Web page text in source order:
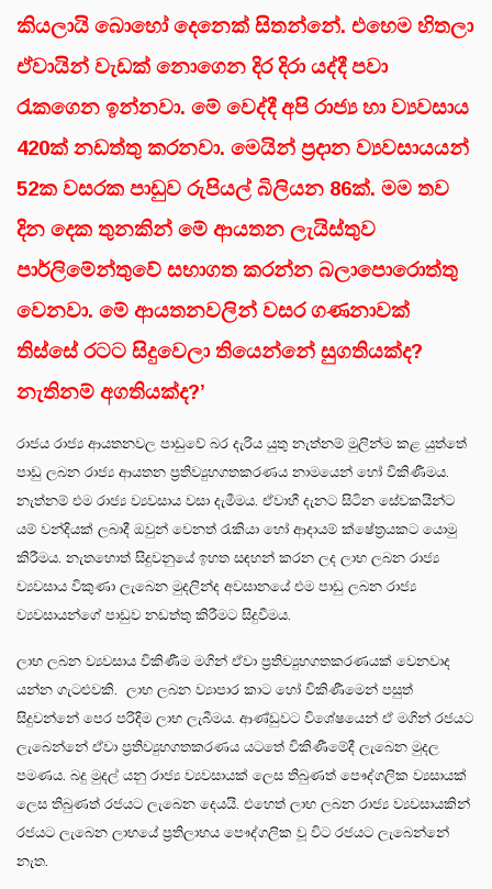
කියලායි බොහෝ දෙනෙක් සිතන්නේ. එහෙම හිතලා
ඒවායින් වැඩක් නොගෙන දිර දිරා යද්දී පවා
රැකගෙන ඉන්නවා. මේ වෙද්දී අපි රාජ්‍ය හා ව්‍යවසාය
420ක් නඩත්තු කරනවා. මෙයින් ප්‍රදාන ව්‍යවසායයන්
52ක වසරක පාඩුව රුපියල් බිලියන 86ක්. මම තව
දින දෙක තුනකින් මේ ආයතන ලැයිස්තුව
පාර්ලිමේන්තුවේ සභාගත කරන්න බලාපොරොත්තු
වෙනවා. මේ ආයතනවලින් වසර ගණනාවක්
තිස්සේ රටට සිදුවෙලා තියෙන්නේ සුගතියක්ද?
නැතිනම් අගතියක්ද?’
රාජය රාජ්‍ය ආයතනවල පාඩුවේ බර දැරිය යුතු නැත්නම් මුලින්ම කළ යුත්තේ
පාඩු ලබන රාජ්‍ය ආයතන ප්‍රතිව්‍යුහගතකරණය නාමයෙන් හෝ විකිණීමය.
නැත්නම් එම රාජ්‍ය ව්‍යවසාය වසා දැමීමය. ඒවාහී දැනට සිටින සේවකයින්ට
යම් වන්දියක් ලබාදී ඔවුන් වෙනත් රැකියා හෝ ආදායම් ක්ෂේත්‍රයකට යොමු
කිරීමය. නැතහොත් සිදුවනුයේ ඉහත සඳහන් කරන ලද ලාභ ලබන රාජ්‍ය
ව්‍යවසාය විකුණා ලැබෙන මුදලින්ද අවසානයේ එම පාඩු ලබන රාජ්‍ය
ව්‍යවසායන්ගේ පාඩුව නඩත්තු කිරීමට සිදුවීමය.
ලාභ ලබන ව්‍යවසාය විකිණීම මගින් ඒවා ප්‍රතිව්‍යුහගතකරණයක් වෙනවාද
යන්න ගැටළුවකි. ලාභ ලබන ව්‍යාපාර කාට හෝ විකිණීමෙන් පසුත්
සිදුවන්නේ පෙර පරිදිම ලාභ ලැබීමය. ආණ්ඩුවට විශේෂයෙන් ඒ මගින් රජයට
ලැබෙන්නේ ඒවා ප්‍රතිව්‍යුහගතකරණය යටතේ විකිණීමේදී ලැබෙන මුදල
පමණය. බදු මුදල් යනු රාජ්‍ය ව්‍යවසායක් ලෙස තිබුණත් පෞද්ගලික ව්‍යසායක්
ලෙස තිබුණත් රජයට ලැබෙන දෙයයි. එහෙත් ලාභ ලබන රාජ්‍ය ව්‍යවසායකින්
රජයට ලැබෙන ලාභයේ ප්‍රතිලාභය පෞද්ගලික වූ විට රජයට ලැබෙන්නේ
නැත.